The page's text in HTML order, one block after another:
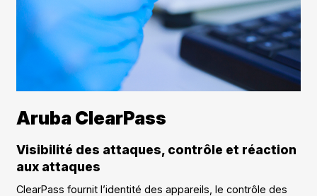
Aruba ClearPass
Visibilité des attaques, contrôle et réaction
aux attaques
ClearPass fournit l’identité des appareils, le contrôle des